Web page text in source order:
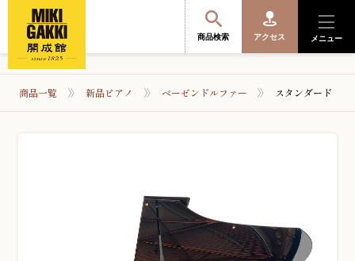
商品検索 アクセス メニュー
商品一覧 新品ピアノ ベーゼンドルファー スタンダード